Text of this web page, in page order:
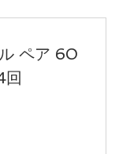
ペア 60
回